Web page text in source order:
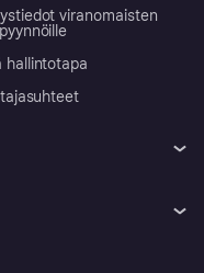
viranomaisten
hallintotapa